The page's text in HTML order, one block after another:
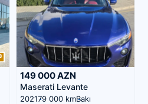
149 000AZN
Maserati Levante
202179 000 kmBakı